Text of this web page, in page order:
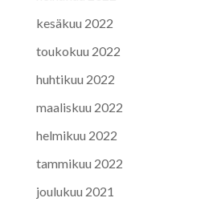
kesäkuu 2022
toukokuu 2022
huhtikuu 2022
maaliskuu 2022
helmikuu 2022
tammikuu 2022
joulukuu 2021